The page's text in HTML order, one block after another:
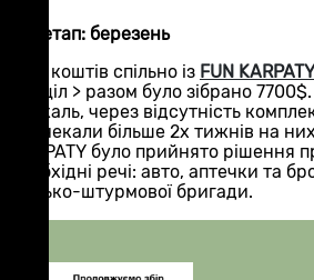
1-й етап: березень
Збір коштів спільно із FUN KARPATY
приціл > разом було зібрано 7700$.
На жаль, через відсутність
(ми чекали більше 2х тижнів на
KARPATY було прийнято рішення
необхідні речі: авто, аптечки та
гірсько-штурмової бригади.